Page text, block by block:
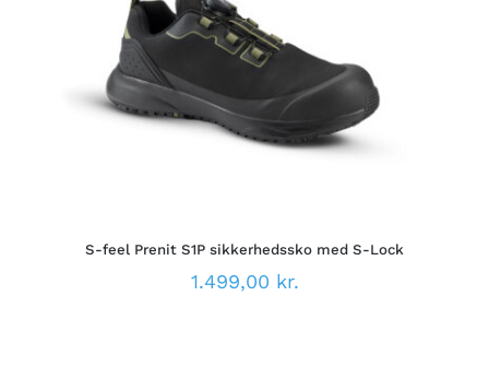
VÆLG MULIGHEDER
DETTE
VARE
FLERE
VARIANTER.
VARESIDEN
DETALJER
S-feel Prenit S1P sikkerhedssko med S-Lock
1.499,00 kr.